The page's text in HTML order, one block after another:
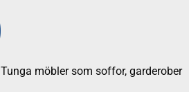
Tunga möbler som soffor, garderober